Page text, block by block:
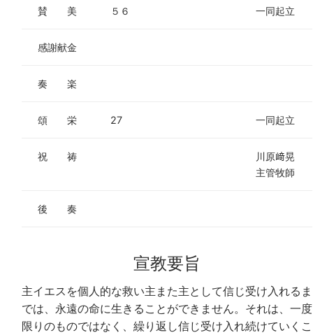
賛 美 ５６ 一同起立
感謝献金
奏 楽
頌 栄 27 一同起立
祝 祷
川原﨑晃
主管牧師
後 奏
宣教要旨
主イエスを個人的な救い主また主として信じ受け入れるま
では、永遠の命に生きることができません。それは、一度
限りのものではなく、繰り返し信じ受け入れ続けていくこ